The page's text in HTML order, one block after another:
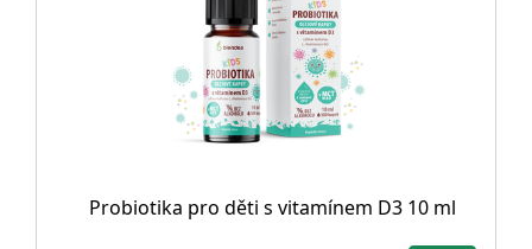
Probiotika pro děti s vitamínem D3 10 ml